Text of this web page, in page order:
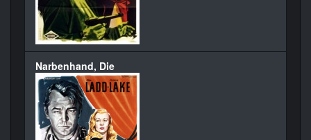
Narbenhand, Die